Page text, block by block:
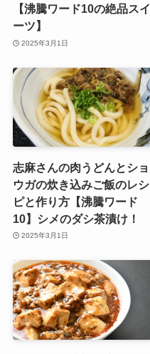
【沸騰ワード10の絶品スイ
ーツ】
2025年3月1日
志麻さんの肉うどんとショ
ウガの炊き込みご飯のレシ
ピと作り方【沸騰ワード
10】シメのダシ茶漬け！
2025年3月1日